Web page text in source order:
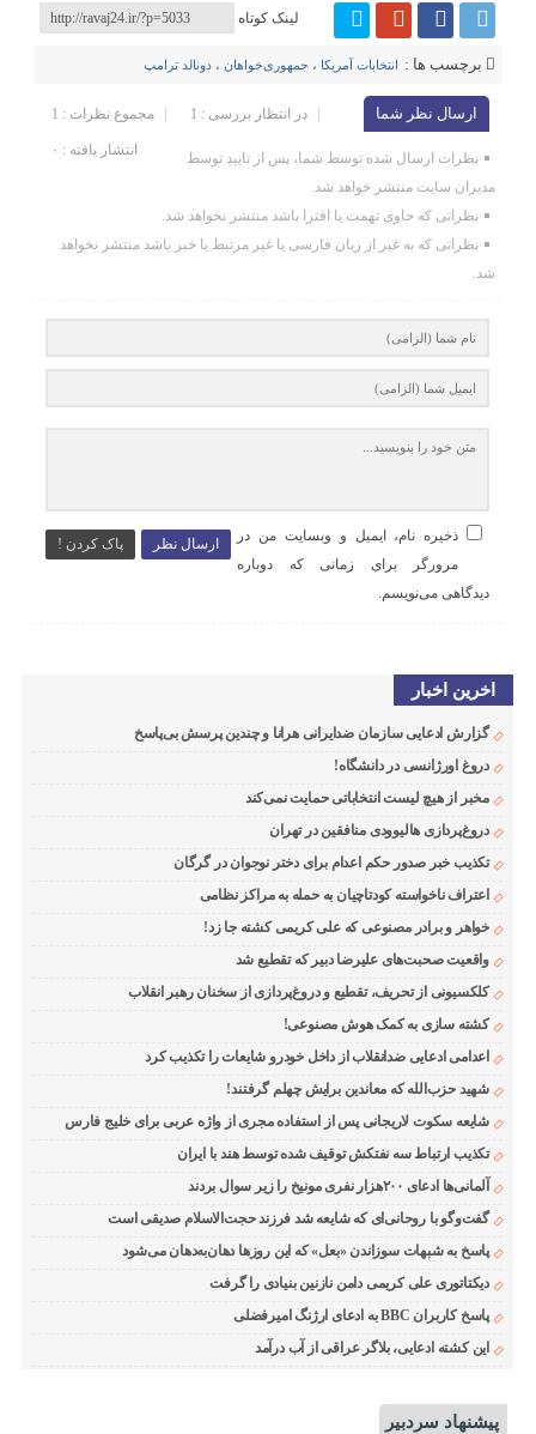
لینک کوتاه
برچسب ها : انتخابات آمریکا ، جمهوری‌خواهان ،دونالد ترامپ
ارسال نظر شما مجموع نظرات : 1 در انتظار بررسی : 1
انتشار یافته : ۰
نظرات ارسال شده توسط شما، پس از تایید توسط
مدیران سایت منتشر خواهد شد.
نظراتی که حاوی تهمت یا افترا باشد منتشر نخواهد شد.
نظراتی که به غیر از زبان فارسی یا غیر مرتبط با خبر باشد منتشر نخواهد
شد.
ارسال نظر پاک کردن !
ذخیره نام، ایمیل و وبسایت من در
مرورگر برای زمانی که دوباره
دیدگاهی می‌نویسم.
اخرین اخبار
گزارش ادعایی سازمان ضدایرانی هرانا و چندین پرسش بی‌پاسخ
دروغ اورژانسی در دانشگاه!
مخبر از هیچ لیست انتخاباتی حمایت نمی‌کند
دروغ‌پردازی هالیوودی منافقین در تهران
تکذیب خبر صدور حکم اعدام برای دختر نوجوان در گرگان
اعتراف ناخواسته کودتاچیان به حمله به مراکز نظامی
خواهر و برادر مصنوعی که علی کریمی کشته جا زد!
واقعیت صحبت‌های علیرضا دبیر که تقطیع شد
کلکسیونی از تحریف، تقطیع و دروغ‌پردازی از سخنان رهبر انقلاب
کشته سازی به کمک هوش مصنوعی!
اعدامی ادعایی ضدانقلاب از داخل خودرو شایعات را تکذیب کرد
شهید حزب‌الله که معاندین برایش چهلم گرفتند!
شایعه سکوت لاریجانی پس از استفاده مجری از واژه عربی برای خلیج فارس
تکذیب ارتباط سه نفتکش توقیف شده توسط هند با ایران
آلمانی‌ها ادعای ۲۰۰هزار نفری مونیخ را زیر سوال بردند
گفت‌وگو با روحانی‌ای که شایعه شد فرزند حجت‌الاسلام صدیقی است
پاسخ به شبهات سوزاندن «بعل» که این روزها دهان‌به‌دهان می‌شود
دیکتاتوری علی کریمی دامن نازنین بنیادی را گرفت
پاسخ کاربران BBC به ادعای ارژنگ امیرفضلی
این کشته ادعایی، بلاگر عراقی از آب درآمد
پیشنهاد سردبیر